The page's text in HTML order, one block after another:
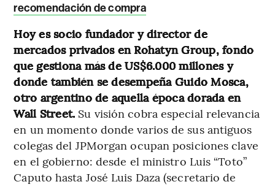
recomendación de compra
Hoy es socio fundador y director de
mercados privados en Rohatyn Group, fondo
que gestiona más de US$6.000 millones y
donde también se desempeña Guido Mosca,
otro argentino de aquella época dorada en
Wall Street. Su visión cobra especial relevancia
en un momento donde varios de sus antiguos
colegas del JPMorgan ocupan posiciones clave
en el gobierno: desde el ministro Luis “Toto”
Caputo hasta José Luis Daza (secretario de